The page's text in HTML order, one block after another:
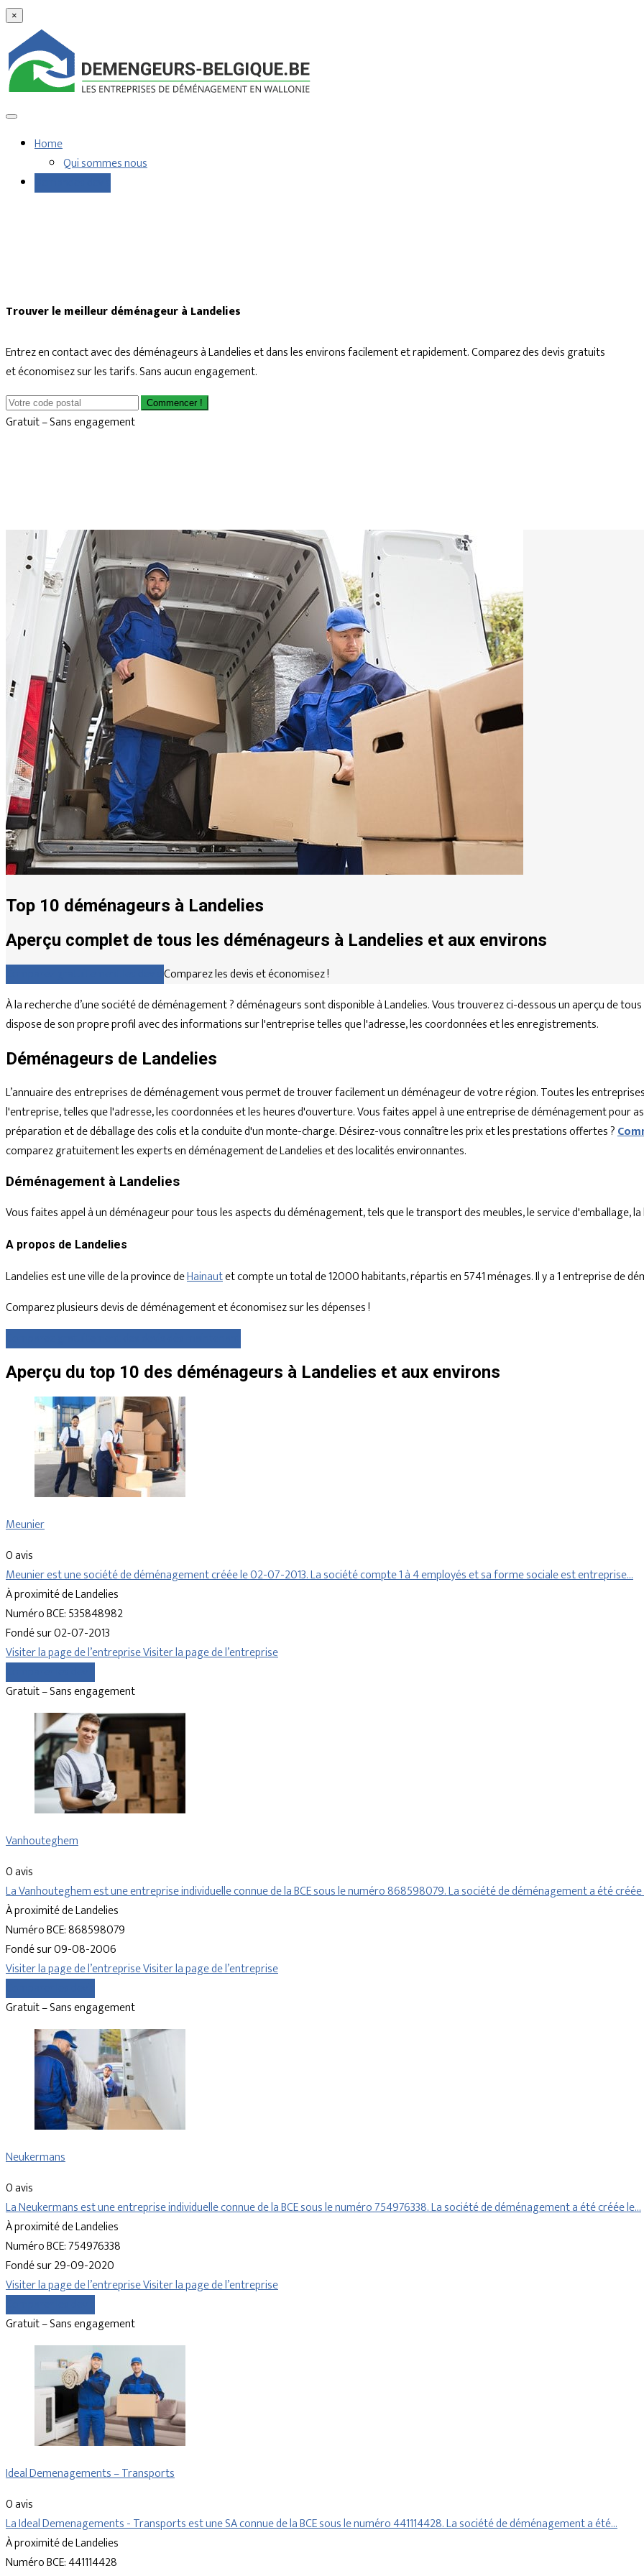
×
Home
Qui sommes nous
Trouver le meilleur déménageur à Landelies
Entrez en contact avec des déménageurs à Landelies et dans les environs facilement et rapidement. Comparez des devis gratuits
et économisez sur les tarifs. Sans aucun engagement.
Commencer !
Gratuit – Sans engagement
Top 10 déménageurs à Landelies
Aperçu complet de tous les déménageurs à Landelies et aux environs
Comparez les devis et économisez !
À la recherche d’une société de déménagement ? déménageurs sont disponible à Landelies. Vous trouverez ci-dessous un aperçu de
dispose de son propre profil avec des informations sur l'entreprise telles que l'adresse, les coordonnées et les enregistrements.
Déménageurs de Landelies
L’annuaire des entreprises de déménagement vous permet de trouver facilement un déménageur de votre région. Toutes les
l'entreprise, telles que l'adresse, les coordonnées et les heures d'ouverture. Vous faites appel à une entreprise de déménagement pour
préparation et de déballage des colis et la conduite d'un monte-charge. Désirez-vous connaître les prix et les prestations offertes ?
comparez gratuitement les experts en déménagement de Landelies et des localités environnantes.
Déménagement à Landelies
Vous faites appel à un déménageur pour tous les aspects du déménagement, tels que le transport des meubles, le service d'emballage,
A propos de Landelies
Landelies est une ville de la province deHainautet compte un total de 12000 habitants, répartis en 5741 ménages. Il y a 1 entreprise de
Comparez plusieurs devis de déménagement et économisez sur les dépenses !
Aperçu du top 10 des déménageurs à Landelies et aux environs
Meunier
0 avis
Meunier est une société de déménagement créée le 02-07-2013. La société compte 1 à 4 employés et sa forme sociale est entreprise…
À proximité de Landelies
Numéro BCE: 535848982
Fondé sur 02-07-2013
Visiter la page de l’entrepriseVisiter la page de l’entreprise
Gratuit – Sans engagement
Vanhouteghem
0 avis
La Vanhouteghem est une entreprise individuelle connue de la BCE sous le numéro 868598079. La société de déménagement a été
À proximité de Landelies
Numéro BCE: 868598079
Fondé sur 09-08-2006
Visiter la page de l’entrepriseVisiter la page de l’entreprise
Gratuit – Sans engagement
Neukermans
0 avis
La Neukermans est une entreprise individuelle connue de la BCE sous le numéro 754976338. La société de déménagement a été créée le…
À proximité de Landelies
Numéro BCE: 754976338
Fondé sur 29-09-2020
Visiter la page de l’entrepriseVisiter la page de l’entreprise
Gratuit – Sans engagement
Ideal Demenagements – Transports
0 avis
La Ideal Demenagements - Transports est une SA connue de la BCE sous le numéro 441114428. La société de déménagement a été…
À proximité de Landelies
Numéro BCE: 441114428